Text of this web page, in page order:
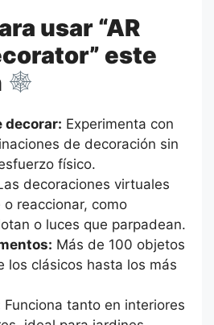
usar “AR
este
decorar: Experimenta con
de decoración sin
físico.
decoraciones virtuales
reaccionar, como
o luces que parpadean.
Más de 100 objetos
los clásicos hasta los más
Funciona tanto en interiores